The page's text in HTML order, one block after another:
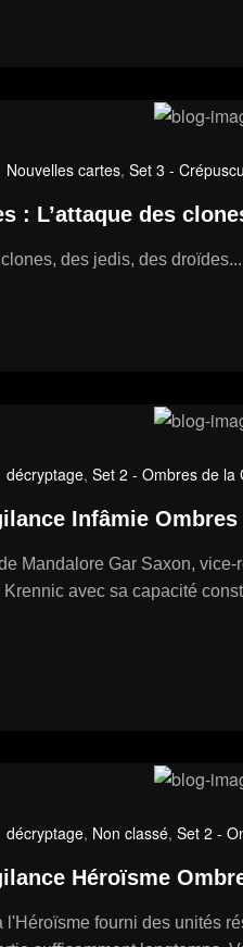
Nouvelles cartes, Set 3 -
: L’attaque des
des jedis, des
décryptage, Set 2 - Ombres de la
Infâmie
Mandalore Gar Saxon,
Krennic avec sa capacité
décryptage, Non classé, Set 2 -
Héroïsme
l'Héroïsme fourni des unités